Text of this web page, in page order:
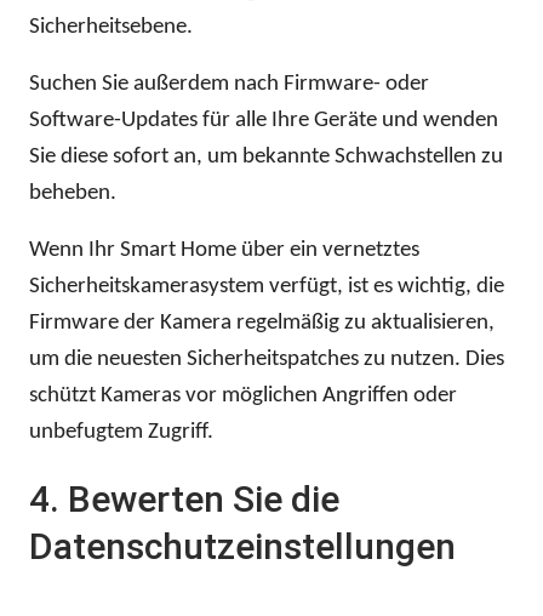
Sicherheitsebene.
Suchen Sie außerdem nach Firmware- oder
Software-Updates für alle Ihre Geräte und wenden
Sie diese sofort an, um bekannte Schwachstellen zu
beheben.
Wenn Ihr Smart Home über ein vernetztes
Sicherheitskamerasystem verfügt, ist es wichtig, die
Firmware der Kamera regelmäßig zu aktualisieren,
um die neuesten Sicherheitspatches zu nutzen. Dies
schützt Kameras vor möglichen Angriffen oder
unbefugtem Zugriff.
4. Bewerten Sie die
Datenschutzeinstellungen